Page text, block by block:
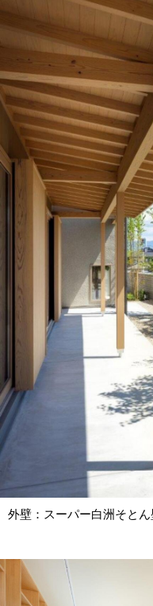
外壁：スーパー白洲そと